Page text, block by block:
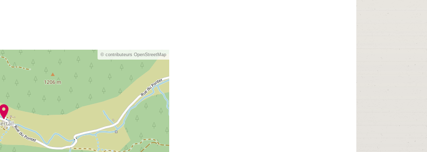
© contributeurs OpenStreetMap